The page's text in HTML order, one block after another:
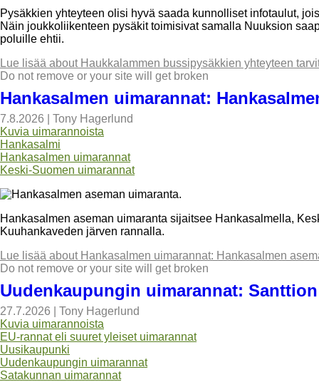
Pysäkkien yhteyteen olisi hyvä saada kunnolliset infotaulut,
Näin joukkoliikenteen pysäkit toimisivat samalla Nuuksion
poluille ehtii.
Lue lisää about Haukkalammen bussipysäkkien yhteyteen
Do not remove or your site will get broken
Hankasalmen uimarannat:
7.8.2026
Tony Hagerlund
Kuvia uimarannoista
Hankasalmi
Hankasalmen uimarannat
Keski-Suomen uimarannat
Hankasalmen aseman uimaranta sijaitsee Hankasalmella,
Kuuhankaveden järven rannalla.
Lue lisää about Hankasalmen uimarannat: Hankasalmen
Do not remove or your site will get broken
Uudenkaupungin uimarannat:
27.7.2026
Tony Hagerlund
Kuvia uimarannoista
EU-rannat eli suuret yleiset uimarannat
Uusikaupunki
Uudenkaupungin uimarannat
Satakunnan uimarannat